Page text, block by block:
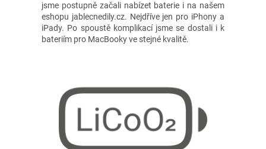
jsme postupně začali nabízet baterie i na našem
eshopu jablecnedily.cz. Nejdříve jen pro iPhony a
iPady. Po spoustě komplikací jsme se dostali i k
bateriím pro MacBooky ve stejné kvalitě.